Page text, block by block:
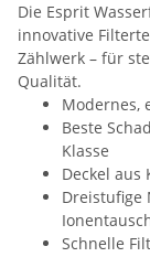
Die Esprit
innovative
Zählwerk – für
Qualität.
Modernes,
Beste
Klasse
Deckel
Dreistufige
Schnelle